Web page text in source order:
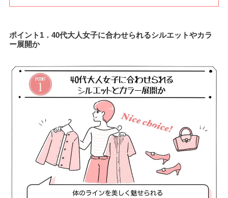
ポイント1．40代大人女子に合わせられるシルエットやカラ
ー展開か